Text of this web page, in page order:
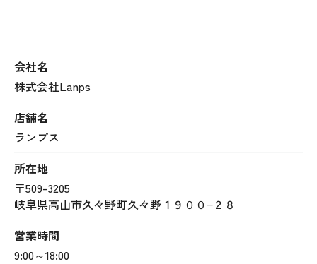
会社名
株式会社Lanps
店舗名
ランプス
所在地
〒509-3205
岐阜県高山市久々野町久々野１９００−２８
営業時間
9:00～18:00